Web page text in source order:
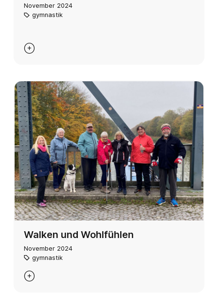
November 2024
gymnastik

Walken und Wohlfühlen
November 2024
gymnastik
